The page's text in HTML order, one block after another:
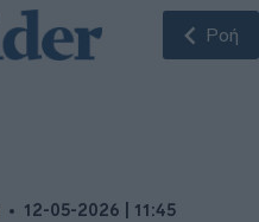
Ροή
12-05-2026 | 11:45